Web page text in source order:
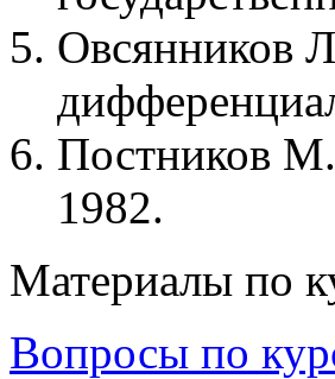
Овсянников
Постников
1982.
Материалы по
Вопросы по